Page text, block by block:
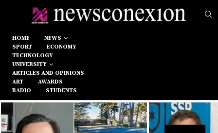
HOME
NEWS
SPORT
ECONOMY
TECHNOLOGY
UNIVERSITY
ARTICLES AND OPINIONS
ART
AWARDS
RADIO
STUDENTS